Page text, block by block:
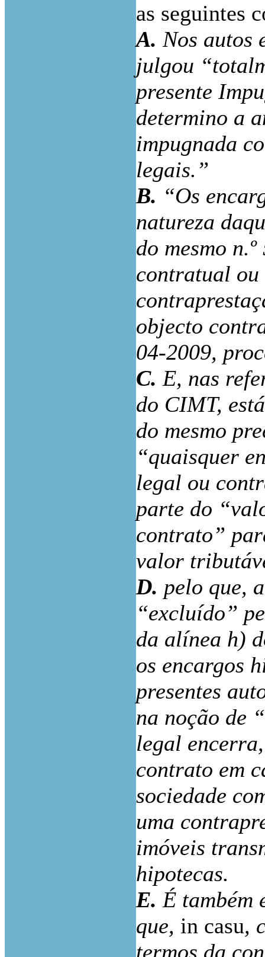
as seguintes
A. Nos autos
julgou
presente
determino a
impugnada
legais.”
B. “Os
natureza
do mesmo
contratual ou
objecto
04-2009,
C. E, nas
do CIMT,
do mesmo
“quaisquer
legal ou
parte do
contrato”
valor
D. pelo que,
“excluído”
da alínea h)
os encargos
presentes
na noção de
legal
contrato em
sociedade
uma
imóveis
hipotecas.
E. É também
que, in casu,
termos da